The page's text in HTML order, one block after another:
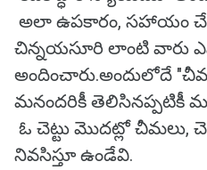
అలా ఉపకారం, సహాయం
చిన్నయసూరి లాంటి వారు
అందించారు.అందులోదే
మనందరికీ తెలిసినప్పటికీ
ఓ చెట్టు మొదట్లో చీమలు,
నివసిస్తూ ఉండేవి.